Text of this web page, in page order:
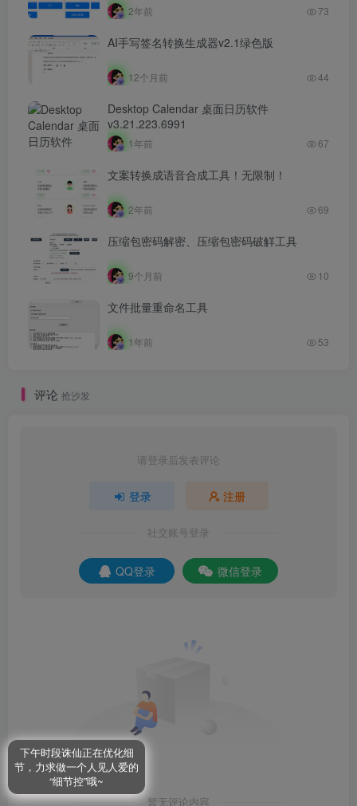
2年前 73
AI手写签名转换生成器v2.1绿色版
12个月前 44
Desktop Calendar 桌面日历软件
v3.21.223.6991
1年前 67
文案转换成语音合成工具！无限制！
2年前 69
压缩包密码解密、压缩包密码破觧工具
9个月前 10
文件批量重命名工具
1年前 53
评论 抢沙发
请登录后发表评论
登录 注册
社交账号登录
QQ登录 微信登录
暂无评论内容
下午时段诛仙正在优化细
节，力求做一个人见人爱的
“细节控”哦~